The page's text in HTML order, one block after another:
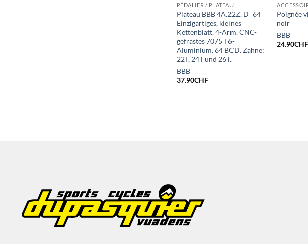
PÉDALIER / PLATEAU
Plateau BBB 4A.22Z. D=64
Einzigartiges, kleines
Kettenblatt. 4-Arm. CNC-
gefrästes 7075 T6-
Aluminium. 64 BCD. Zähne:
22T, 24T und 26T.
BBB
37.90CHF
Poignée
noir
BBB
24.90CHF